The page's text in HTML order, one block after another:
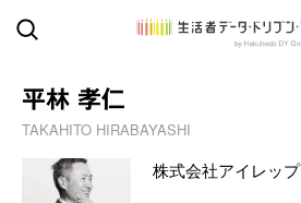
平林 孝仁
TAKAHITO HIRABAYASHI
株式会社アイレップ